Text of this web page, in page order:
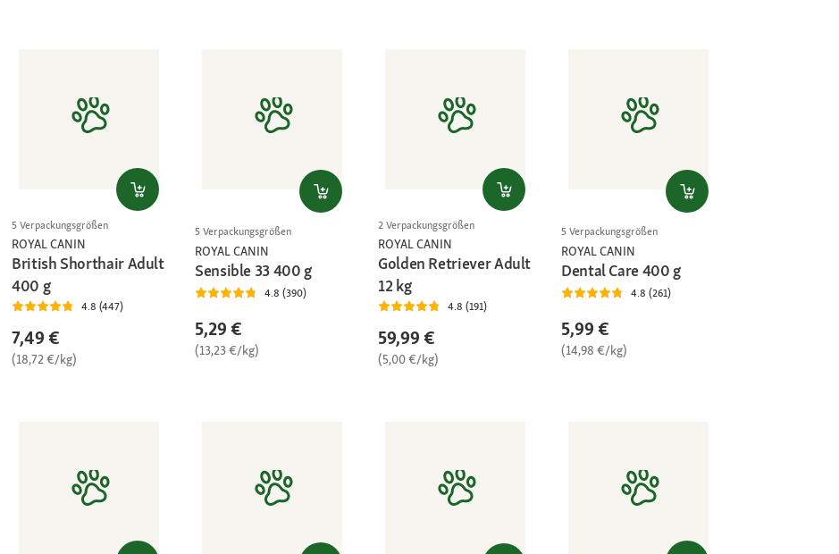
5 Verpackungsgrößen
ROYAL CANIN
British Shorthair Adult
400 g
4.8 (447)
7,49 €
(18,72 €/kg)
5 Verpackungsgrößen
ROYAL CANIN
Sensible 33 400 g
4.8 (390)
5,29 €
(13,23 €/kg)
2 Verpackungsgrößen
ROYAL CANIN
Golden Retriever Adult
12 kg
4.8 (191)
59,99 €
(5,00 €/kg)
5 Verpackungsgrößen
ROYAL CANIN
Dental Care 400 g
4.8 (261)
5,99 €
(14,98 €/kg)